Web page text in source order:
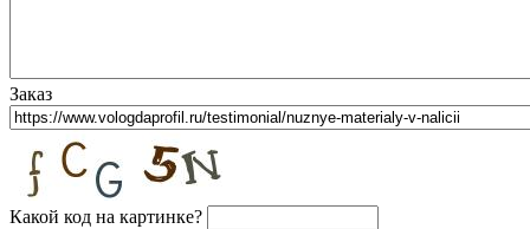
Заказ
Какой код на картинке?